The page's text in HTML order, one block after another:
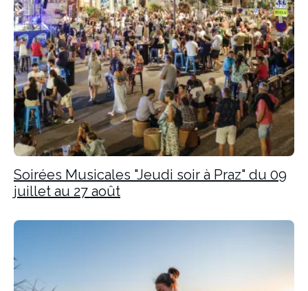
Soirées Musicales "Jeudi soir à Praz" du 09
juillet au 27 août